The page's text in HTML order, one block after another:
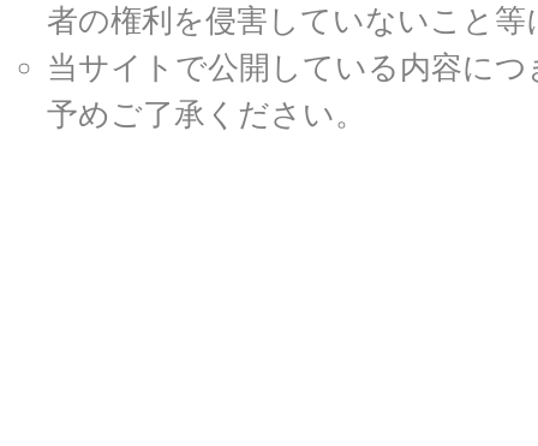
者の権利を侵害していないこと
当サイトで公開している内容に
予めご了承ください。